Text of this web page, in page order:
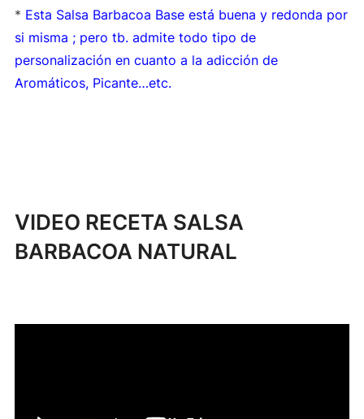
* Esta Salsa Barbacoa Base está buena y redonda por
si misma ; pero tb. admite todo tipo de
personalización en cuanto a la adicción de
Aromáticos, Picante…etc.
VIDEO RECETA SALSA
BARBACOA NATURAL